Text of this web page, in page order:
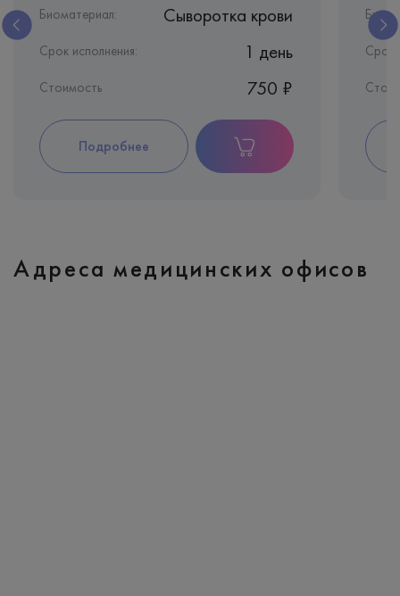
Биоматериал: Сыворотка крови
Срок исполнения: 1 день
Стоимость 750 ₽
Подробнее
Срок
Адреса медицинских офисов